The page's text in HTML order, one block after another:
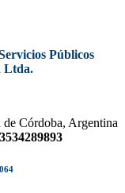
Públicos
Ltda.
Córdoba, Argentina